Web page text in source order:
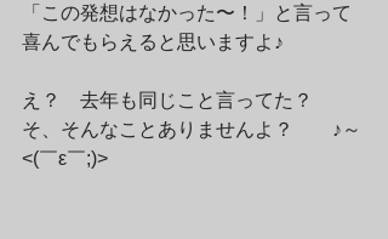
「この発想はなかった〜！」と言って
喜んでもらえると思いますよ♪
え？　去年も同じこと言ってた？
そ、そんなことありませんよ？　　♪～
<(￣ε￣;)>